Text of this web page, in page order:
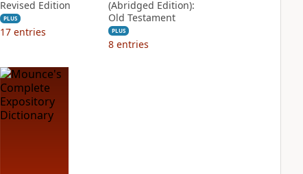
Revised Edition
PLUS
17 entries
(Abridged Edition):
Old Testament
PLUS
8 entries